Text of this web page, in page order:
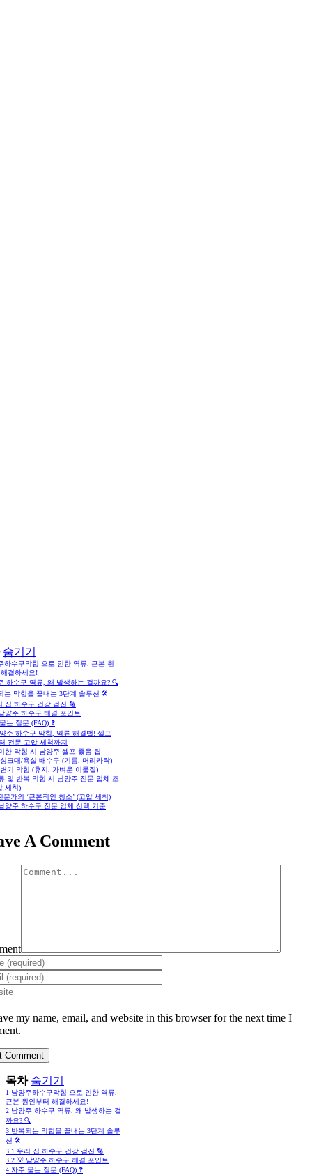
숨기기
하수구막힘 으로 인한 역류, 근본 원
결하세요!
하수구 역류, 왜 발생하는 걸까요? 🔍
는 막힘을 끝내는 3단계 솔루션 🛠️
집 하수구 건강 검진 🔢
양주 하수구 해결 포인트
는 질문 (FAQ) ❓
주 하수구 막힘, 역류 해결법! 셀프
전문 고압 세척까지
한 막힘 시 남양주 셀프 뚫음 팁
크대/욕실 배수구 (기름, 머리카락)
기 막힘 (휴지, 가벼운 이물질)
및 반복 막힘 시 남양주 전문 업체 조
세척)
문가의 ‘근본적인 청소’ (고압 세척)
양주 하수구 전문 업체 선택 기준
A Comment
my name, email, and website in this browser for the next time I
목차 숨기기
1 남양주하수구막힘 으로 인한 역류,
근본 원인부터 해결하세요!
2 남양주 하수구 역류, 왜 발생하는 걸
까요? 🔍
3 반복되는 막힘을 끝내는 3단계 솔루
션 🛠️
3.1 우리 집 하수구 건강 검진 🔢
3.2 💡 남양주 하수구 해결 포인트
4 자주 묻는 질문 (FAQ) ❓